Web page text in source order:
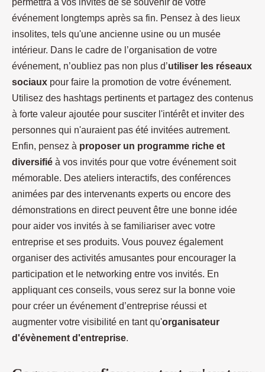
permettra à vos invités de se souvenir de votre
événement longtemps après sa fin. Pensez à des lieux
insolites, tels qu'une ancienne usine ou un musée
intérieur. Dans le cadre de l’organisation de votre
événement, n’oubliez pas non plus d’utiliser les réseaux
sociaux pour faire la promotion de votre événement.
Utilisez des hashtags pertinents et partagez des contenus
à forte valeur ajoutée pour susciter l'intérêt et inviter des
personnes qui n'auraient pas été invitées autrement.
Enfin, pensez à proposer un programme riche et
diversifié à vos invités pour que votre événement soit
mémorable. Des ateliers interactifs, des conférences
animées par des intervenants experts ou encore des
démonstrations en direct peuvent être une bonne idée
pour aider vos invités à se familiariser avec votre
entreprise et ses produits. Vous pouvez également
organiser des activités amusantes pour encourager la
participation et le networking entre vos invités. En
appliquant ces conseils, vous serez sur la bonne voie
pour créer un événement d’entreprise réussi et
augmenter votre visibilité en tant qu'organisateur
d'évènement d'entreprise.